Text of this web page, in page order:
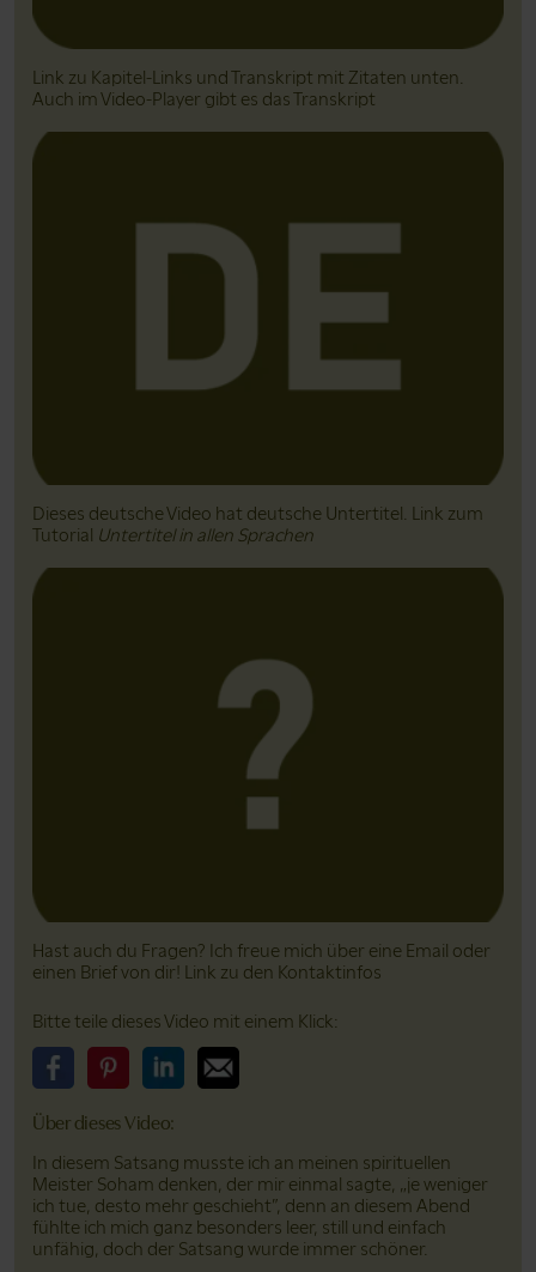
Link zu Kapitel-Links und Transkript mit Zitaten unten.
Auch im Video-Player gibt es das Transkript
Dieses deutsche Video hat deutsche Untertitel. Link zum
Tutorial Untertitel in allen Sprachen
Hast auch du Fragen? Ich freue mich über eine Email oder
einen Brief von dir! Link zu den Kontaktinfos
Bitte teile dieses Video mit einem Klick:
Über dieses Video:
In diesem Satsang musste ich an meinen spirituellen
Meister Soham denken, der mir einmal sagte, „je weniger
ich tue, desto mehr geschieht”, denn an diesem Abend
fühlte ich mich ganz besonders leer, still und einfach
unfähig, doch der Satsang wurde immer schöner.